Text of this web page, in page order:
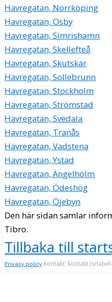
Havregatan, Norrköping
Havregatan, Osby
Havregatan, Simrishamn
Havregatan, Skellefteå
Havregatan, Skutskär
Havregatan, Sollebrunn
Havregatan, Stockholm
Havregatan, Strömstad
Havregatan, Svedala
Havregatan, Tranås
Havregatan, Vadstena
Havregatan, Ystad
Havregatan, Ängelholm
Havregatan, Ödeshög
Havregatan, Öjebyn
Den här sidan samlar
Tibro.
Tillbaka till
Privacy policy Kontakt: kontakt